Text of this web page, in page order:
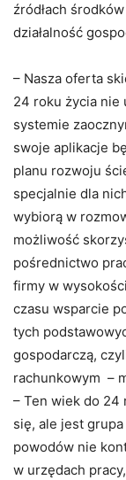
źródłach
działalność
– Nasza oferta
24 roku życia nie
systemie
swoje aplikacje
planu rozwoju
specjalnie dla
wybiorą w
możliwość
pośrednictwo
firmy w
czasu wsparcie
tych
gospodarczą,
rachunkowym –
– Ten wiek do 24
się, ale jest
powodów nie
w urzędach